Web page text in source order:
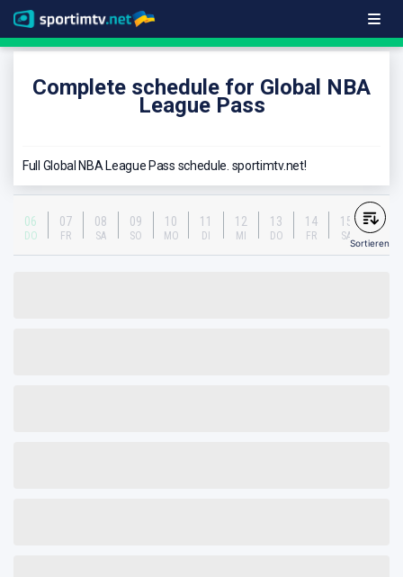
Complete schedule for Global NBA
League Pass
Full Global NBA League Pass schedule. sportimtv.net!
06
DO
07
FR
08
SA
09
SO
10
MO
11
DI
12
MI
13
DO
14
FR
15
SA
Sortieren